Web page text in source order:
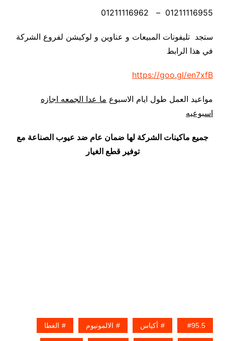
01211116955 – 01211116962
ستجد تليفونات المبيعات و عناوين و لوكيشن لفروع الشركة
في هذا الرابط
https://goo.gl/en7xfB
مواعيد العمل طول ايام الاسبوع ما عدا الجمعه اجازه
اسبوعيه
جميع ماكينات الشركة لها ضمان عام ضد عيوب الصناعة مع
توفير قطع الغيار
95.5 أكياس الالمونيوم الغطا